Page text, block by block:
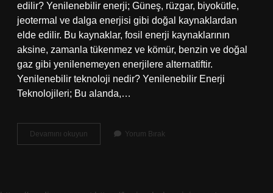
edilir? Yenilenebilir enerji; Güneş, rüzgar, biyokütle,
jeotermal ve dalga enerjisi gibi doğal kaynaklardan
elde edilir. Bu kaynaklar, fosil enerji kaynaklarının
aksine, zamanla tükenmez ve kömür, benzin ve doğal
gaz gibi yenilenemeyen enerjilere alternatiftir.
Yenilenebilir teknoloji nedir? Yenilenebilir Enerji
Teknolojileri; Bu alanda,…
Devamını okuyun Yenilenebilir
Enerji
Yorum Bırak